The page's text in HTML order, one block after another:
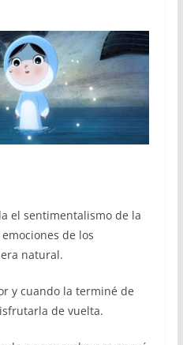
el sentimentalismo de la
de los
natural.
y cuando la terminé de
de vuelta.